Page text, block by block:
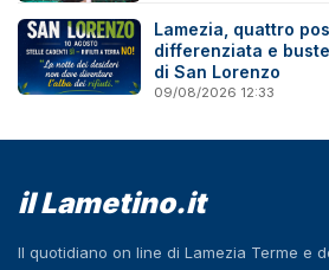
Lamezia, quattro
differenziata e
di San Lorenzo
09/08/2026 12:33
il Lametino.it
Il quotidiano on line di Lamezia Terme e